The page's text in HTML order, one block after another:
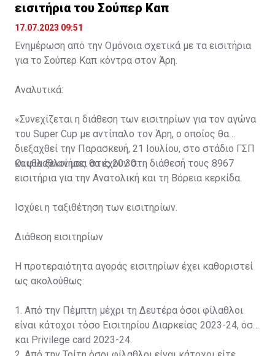
εισιτήρια του Σούπερ Καπ
17.07.2023 09:51
Ενημέρωση από την Ομόνοια σχετικά με τα εισιτήρια
για το Σούπερ Καπ κόντρα στον Άρη.
Αναλυτικά:
«Συνεχίζεται η διάθεση των εισιτηρίων για τον αγώνα
του Super Cup με αντίπαλο τον Άρη, ο οποίος θα
διεξαχθεί την Παρασκευή, 21 Ιουλίου, στο στάδιο ΓΣΠ
και θα ξεκινήσει στις 20:30.
Οι φίλαθλοί μας θα έχουν στη διάθεσή τους 8967
εισιτήρια για την Ανατολική και τη Βόρεια κερκίδα.
Ισχύει η ταξιθέτηση των εισιτηρίων.
Διάθεση εισιτηρίων
Η προτεραιότητα αγοράς εισιτηρίων έχει καθοριστεί
ως ακολούθως:
1. Από την Πέμπτη μέχρι τη Δευτέρα όσοι φίλαθλοι
είναι κάτοχοι τόσο Εισιτηρίου Διαρκείας 2023-24, όσο
και Privilege card 2023-24.